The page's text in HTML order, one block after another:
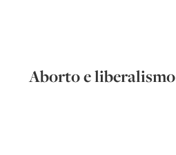
Aborto e liberalismo